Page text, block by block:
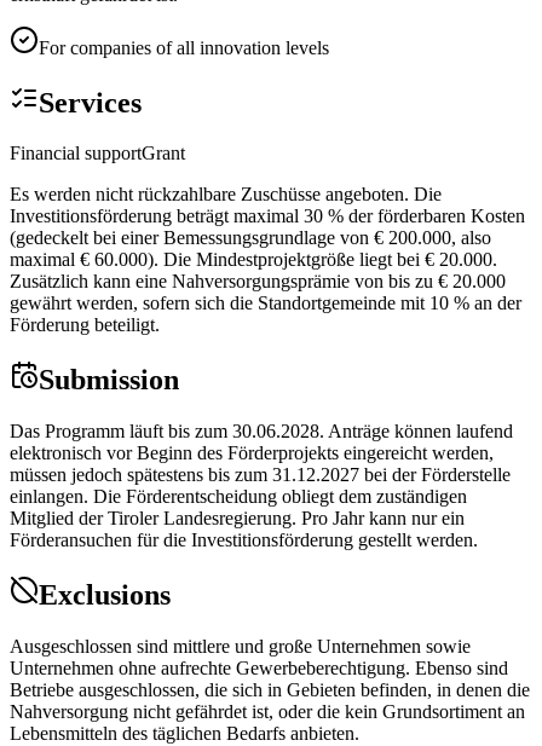
For companies of all innovation levels
Services
Financial supportGrant
Es werden nicht rückzahlbare Zuschüsse angeboten. Die
Investitionsförderung beträgt maximal 30 % der förderbaren Kosten
(gedeckelt bei einer Bemessungsgrundlage von € 200.000, also
maximal € 60.000). Die Mindestprojektgröße liegt bei € 20.000.
Zusätzlich kann eine Nahversorgungsprämie von bis zu € 20.000
gewährt werden, sofern sich die Standortgemeinde mit 10 % an der
Förderung beteiligt.
Submission
Das Programm läuft bis zum 30.06.2028. Anträge können laufend
elektronisch vor Beginn des Förderprojekts eingereicht werden,
müssen jedoch spätestens bis zum 31.12.2027 bei der Förderstelle
einlangen. Die Förderentscheidung obliegt dem zuständigen
Mitglied der Tiroler Landesregierung. Pro Jahr kann nur ein
Förderansuchen für die Investitionsförderung gestellt werden.
Exclusions
Ausgeschlossen sind mittlere und große Unternehmen sowie
Unternehmen ohne aufrechte Gewerbeberechtigung. Ebenso sind
Betriebe ausgeschlossen, die sich in Gebieten befinden, in denen die
Nahversorgung nicht gefährdet ist, oder die kein Grundsortiment an
Lebensmitteln des täglichen Bedarfs anbieten.